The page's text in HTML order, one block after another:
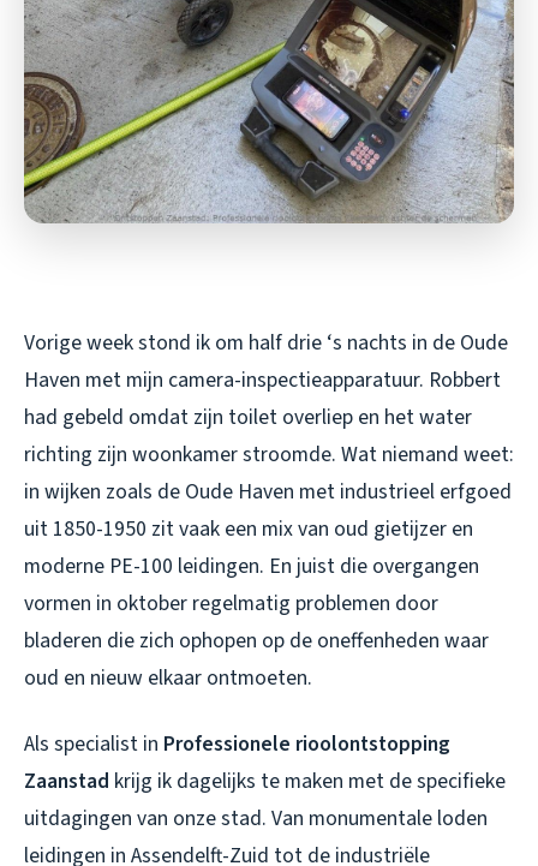
Vorige week stond ik om half drie ‘s nachts in de Oude
Haven met mijn camera-inspectieapparatuur. Robbert
had gebeld omdat zijn toilet overliep en het water
richting zijn woonkamer stroomde. Wat niemand weet:
in wijken zoals de Oude Haven met industrieel erfgoed
uit 1850-1950 zit vaak een mix van oud gietijzer en
moderne PE-100 leidingen. En juist die overgangen
vormen in oktober regelmatig problemen door
bladeren die zich ophopen op de oneffenheden waar
oud en nieuw elkaar ontmoeten.
Als specialist in Professionele rioolontstopping
Zaanstad krijg ik dagelijks te maken met de specifieke
uitdagingen van onze stad. Van monumentale loden
leidingen in Assendelft-Zuid tot de industriële